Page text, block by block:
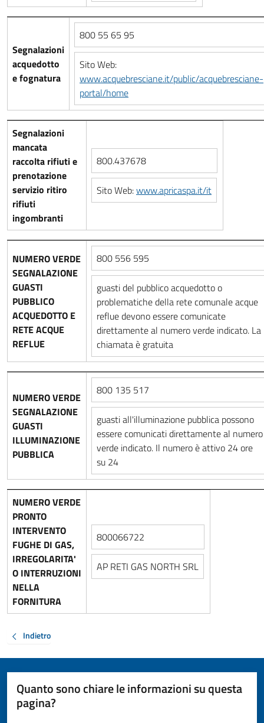
Segnalazioni
acquedotto
e fognatura
800 55 65 95
Sito Web:
www.acquebresciane.it/public/acquebresciane-
portal/home
Segnalazioni
mancata
raccolta rifiuti e
prenotazione
servizio ritiro
rifiuti
ingombranti
800.437678
Sito Web:www.apricaspa.it/it
NUMERO VERDE
SEGNALAZIONE
GUASTI
PUBBLICO
ACQUEDOTTO E
RETE ACQUE
REFLUE
800 556 595
guasti del pubblico acquedotto o
problematiche della rete comunale acque
reflue devono essere comunicate
direttamente al numero verde indicato. La
chiamata è gratuita
NUMERO VERDE
SEGNALAZIONE
GUASTI
ILLUMINAZIONE
PUBBLICA
800 135 517
guasti all'illuminazione pubblica possono
essere comunicati direttamente al numero
verde indicato. Il numero è attivo 24 ore
su 24
NUMERO VERDE
PRONTO
INTERVENTO
FUGHE DI GAS,
IRREGOLARITA'
O INTERRUZIONI
NELLA
FORNITURA
800066722
AP RETI GAS NORTH SRL
Indietro
Quanto sono chiare le informazioni su questa
pagina?